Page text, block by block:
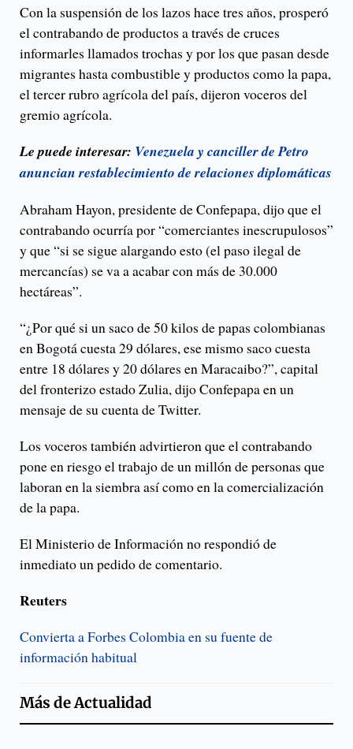
Con la suspensión de los lazos hace tres años, prosperó
el contrabando de productos a través de cruces
informarles llamados trochas y por los que pasan desde
migrantes hasta combustible y productos como la papa,
el tercer rubro agrícola del país, dijeron voceros del
gremio agrícola.
Le puede interesar: Venezuela y canciller de Petro
anuncian restablecimiento de relaciones diplomáticas
Abraham Hayon, presidente de Confepapa, dijo que el
contrabando ocurría por “comerciantes inescrupulosos”
y que “si se sigue alargando esto (el paso ilegal de
mercancías) se va a acabar con más de 30.000
hectáreas”.
“¿Por qué si un saco de 50 kilos de papas colombianas
en Bogotá cuesta 29 dólares, ese mismo saco cuesta
entre 18 dólares y 20 dólares en Maracaibo?”, capital
del fronterizo estado Zulia, dijo Confepapa en un
mensaje de su cuenta de Twitter.
Los voceros también advirtieron que el contrabando
pone en riesgo el trabajo de un millón de personas que
laboran en la siembra así como en la comercialización
de la papa.
El Ministerio de Información no respondió de
inmediato un pedido de comentario.
Reuters
Convierta a Forbes Colombia en su fuente de
información habitual
Más deActualidad